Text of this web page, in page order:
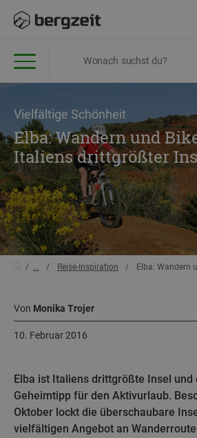
Vielfältige Schönheit
Elba: Wandern und
Italiens drittgrößter
... Reise-Inspiration Elba: Wandern und
Von Monika Trojer
10. Februar 2016
Elba ist Italiens drittgrößte Insel und
Geheimtipp für den Aktivurlaub.
Oktober lockt die überschaubare
vielfältigen Angebot an